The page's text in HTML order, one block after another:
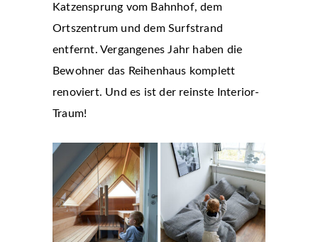
Katzensprung vom Bahnhof, dem
Ortszentrum und dem Surfstrand
entfernt. Vergangenes Jahr haben die
Bewohner das Reihenhaus komplett
renoviert. Und es ist der reinste Interior-
Traum!